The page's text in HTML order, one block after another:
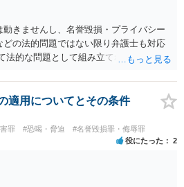
きませんし、名誉毀損・プライバシー
の法的問題ではない限り弁護士も対応
法的な問題として組み立てれば、迷惑な
示などで加害者の住所氏名を特定する
弁護士費用は必要になってくるかと思い
して、加害者が訴訟を考えているとか
ツバかなと思います。ゲーム内の結婚
き込むと、自殺教唆罪が成立する可能性
適用についてとその条件
罪 #恐喝・脅迫 #名誉毀損罪・侮辱罪
役にたった 2